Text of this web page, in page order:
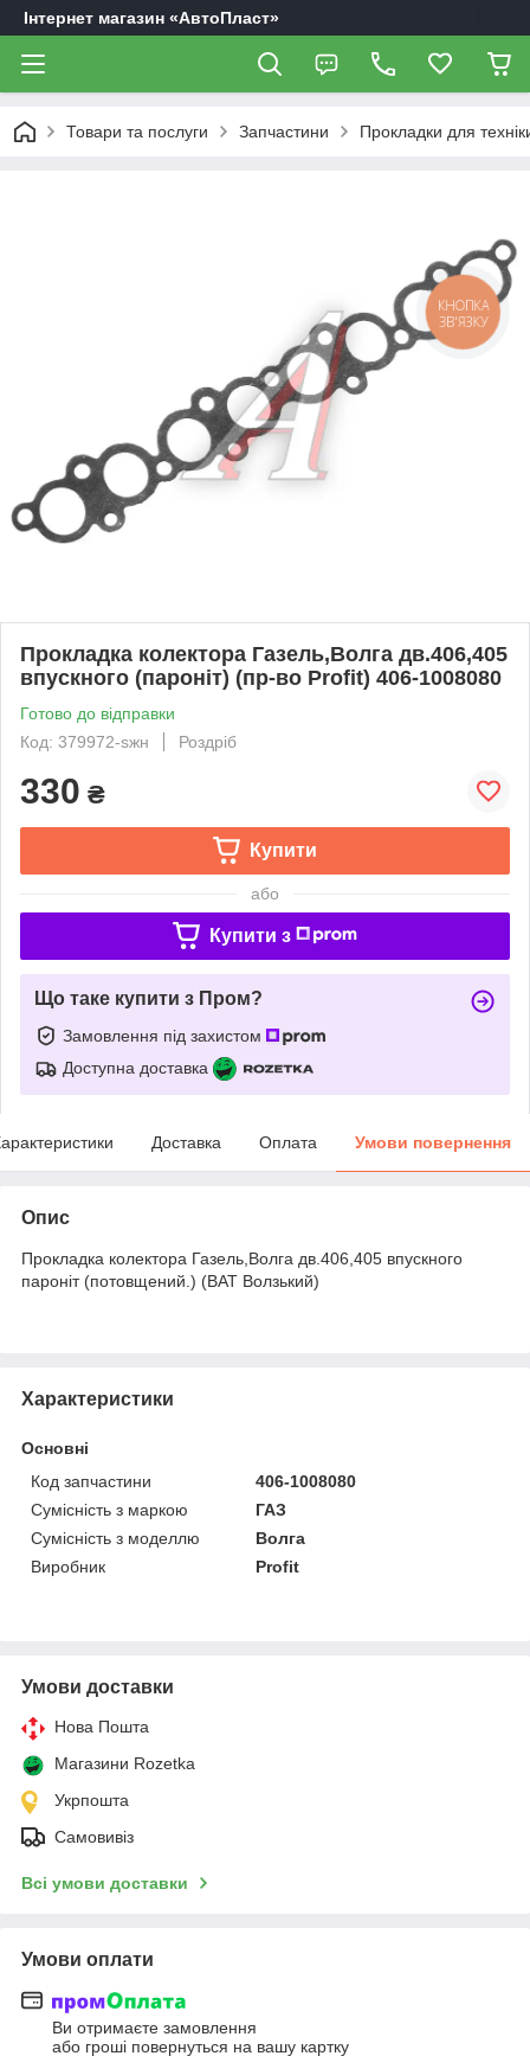
Інтернет магазин «АвтоПласт»
Товари та послуги Запчастини Прокладки для
Прокладка колектора Газель,Волга дв.406,405
впускного (паронiт) (пр-во Profit) 406-1008080
Готово до відправки
Код: 379972-sжн
Роздріб
330 ₴
Купити
або
Купити з
Що таке купити з Пром?
Замовлення під захистом
Доступна доставка
Доставка Оплата Умови повернення
Опис
Прокладка колектора Газель,Волга дв.406,405 впускного
пароніт (потовщений.) (ВАТ Волзький)
Характеристики
Основні
Код запчастини
406-1008080
Сумісність з маркою
ГАЗ
Сумісність з моделлю
Волга
Виробник
Profit
Умови доставки
Нова Пошта
Магазини Rozetka
Укрпошта
Самовивіз
Всі умови доставки
Умови оплати
Ви отримаєте замовлення
або гроші повернуться на вашу картку
КНОПКА
ЗВ'ЯЗКУ